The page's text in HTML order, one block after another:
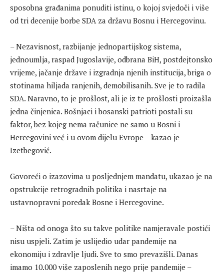
sposobna građanima ponuditi istinu, o kojoj svjedoči i više
od tri decenije borbe SDA za državu Bosnu i Hercegovinu.
– Nezavisnost, razbijanje jednopartijskog sistema,
jednoumlja, raspad Jugoslavije, odbrana BiH, postdejtonsko
vrijeme, jačanje države i izgradnja njenih institucija, briga o
stotinama hiljada ranjenih, demobilisanih. Sve je to radila
SDA. Naravno, to je prošlost, ali je iz te prošlosti proizašla
jedna činjenica. Bošnjaci i bosanski patrioti postali su
faktor, bez kojeg nema računice ne samo u Bosni i
Hercegovini već i u ovom dijelu Evrope – kazao je
Izetbegović.
Govoreći o izazovima u posljednjem mandatu, ukazao je na
opstrukcije retrogradnih politika i nasrtaje na
ustavnopravni poredak Bosne i Hercegovine.
– Ništa od onoga što su takve politike namjeravale postići
nisu uspjeli. Zatim je uslijedio udar pandemije na
ekonomiju i zdravlje ljudi. Sve to smo prevazišli. Danas
imamo 10.000 više zaposlenih nego prije pandemije –